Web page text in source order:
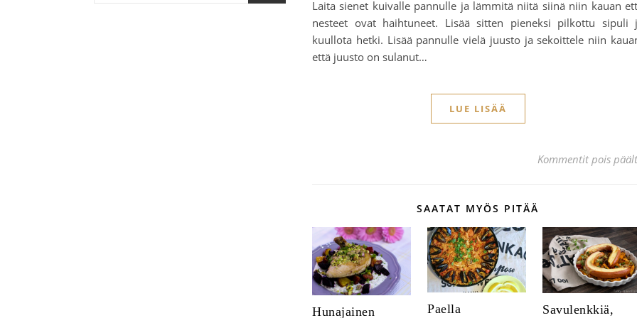
Laita sienet kuivalle pannulle ja lämmitä niitä siinä niin kauan
nesteet ovat haihtuneet. Lisää sitten pieneksi pilkottu sipuli
kuullota hetki. Lisää pannulle vielä juusto ja sekoittele niin
että juusto on sulanut…
LUE LISÄÄ
Kommentit pois
SAATAT MYÖS PITÄÄ
Hunajainen Paella Savulenkkiä,